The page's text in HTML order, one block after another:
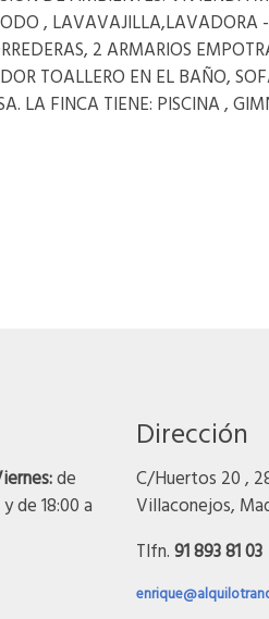
, LAVAVAJILLA,LAVADORA
2 ARMARIOS
TOALLERO EN EL BAÑO,
LA FINCA TIENE: PISCINA ,
de
de 18:00 a
Dirección
C/Huertos 20 ,
Villaconejos,
Tlfn.91 893 81 03